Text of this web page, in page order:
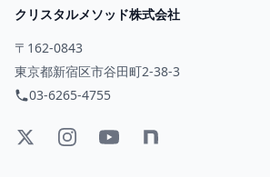
クリスタルメソッド株式会社
〒162-0843
東京都新宿区市谷田町2-38-3
03-6265-4755